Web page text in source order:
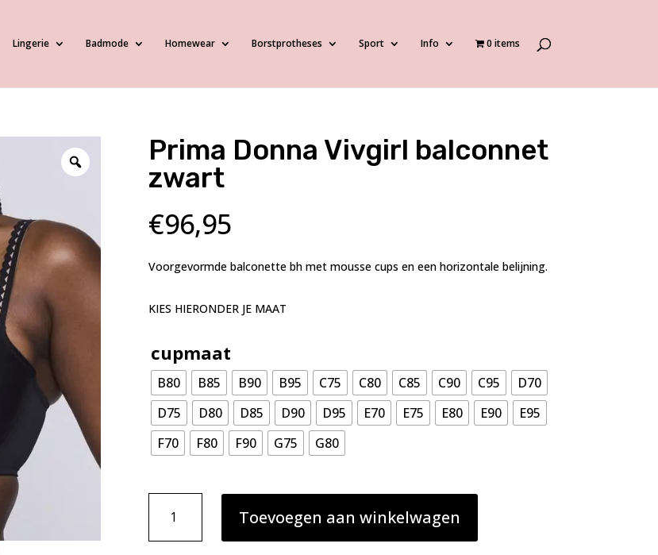
Lingerie Badmode Homewear Borstprotheses Sport Info 0 items
Prima Donna Vivgirl balconnet
zwart
€96,95
Voorgevormde balconette bh met mousse cups en een horizontale belijning.
KIES HIERONDER JE MAAT
cupmaat
B80 B85 B90 B95 C75 C80 C85 C90 C95
D70
D75
D80 D85 D90 D95 E70 E75 E80 E90
E95
F70
F80 F90 G75 G80
Prima
Donna
Vivgirl
Toevoegen aan winkelwagen